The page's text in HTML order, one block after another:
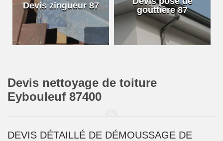
Devis zingueur 87
gouttière 87
Devis nettoyage de toiture
Eybouleuf 87400
DEVIS DÉTAILLÉ DE DÉMOUSSAGE DE